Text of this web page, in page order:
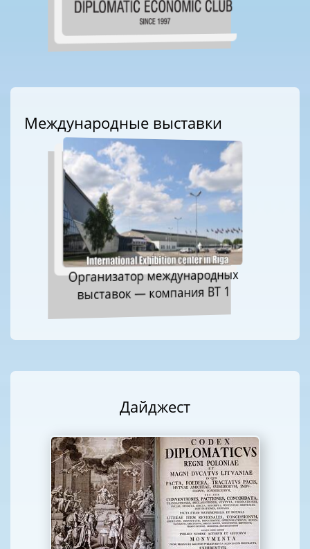
Международные выставки
Организатор международных
выставок — компания ВТ 1
Дайджест